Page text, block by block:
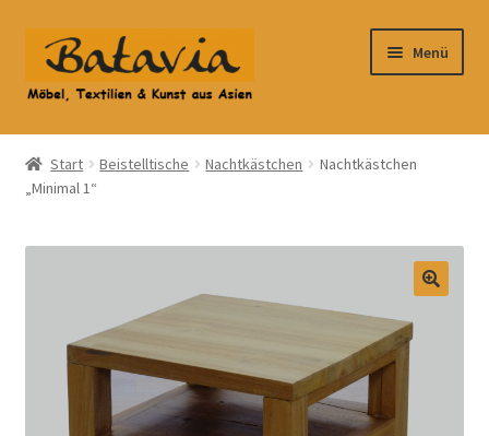
Zur
Navigation
springen
Zum
Inhalt
springen
Menü
Start
Accessoires
AGB
Datenschutzbelehrung
Datenschutzerklärung
Start Beistelltische Nachtkästchen
Nachtkästchen
„Minimal 1“